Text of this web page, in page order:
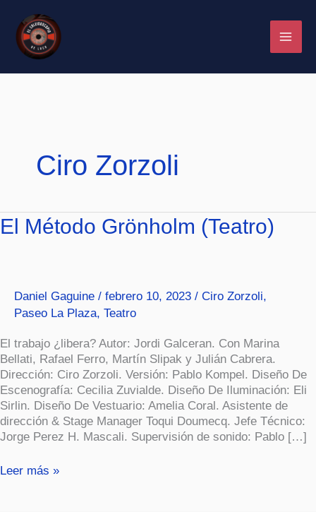
contenido
Ciro Zorzoli
El Método Grönholm (Teatro)
Daniel Gaguine / febrero 10, 2023 / Ciro Zorzoli,
Paseo La Plaza, Teatro
El trabajo ¿libera? Autor: Jordi Galceran. Con Marina
Bellati, Rafael Ferro, Martín Slipak y Julián Cabrera.
Dirección: Ciro Zorzoli. Versión: Pablo Kompel. Diseño De
Escenografía: Cecilia Zuvialde. Diseño De Iluminación: Eli
Sirlin. Diseño De Vestuario: Amelia Coral. Asistente de
dirección & Stage Manager Toqui Doumecq. Jefe Técnico:
Jorge Perez H. Mascali. Supervisión de sonido: Pablo […]
El
Método
Leer más »